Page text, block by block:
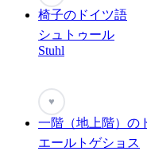
椅子のドイツ語
シュトゥール
Stuhl
♥
一階（地上階）の
エールトゲショス